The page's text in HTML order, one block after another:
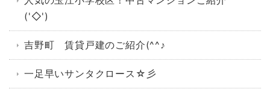
('◇')ゞ
吉野町 賃貸戸建のご紹介(^^♪
一足早いサンタクロース☆彡